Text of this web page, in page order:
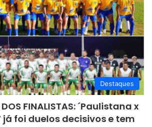
Destaques
DOS FINALISTAS: ´Paulistana x
já foi duelos decisivos e tem